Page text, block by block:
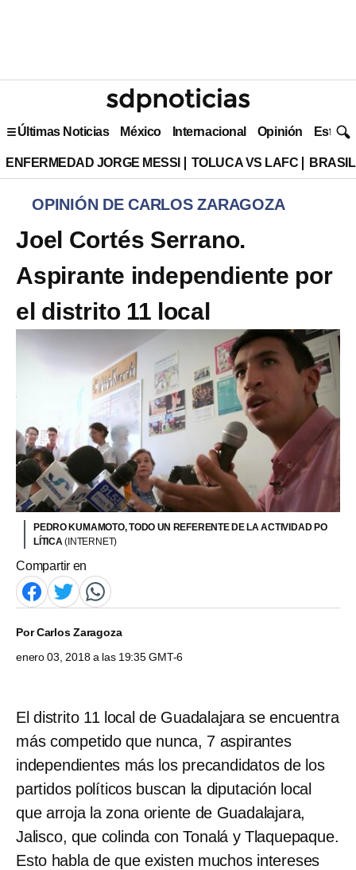
Últimas Noticias México Internacional Opinión Estilo
ENFERMEDAD JORGE MESSI TOLUCA VS LAFC
OPINIÓN DE CARLOS ZARAGOZA
Joel Cortés Serrano.
Aspirante independiente por
el distrito 11 local
PEDRO KUMAMOTO, TODO UN REFERENTE DE LA ACTIVIDAD PO
LÍTICA(INTERNET)
Compartir en
PorCarlos Zaragoza
enero 03, 2018 a las 19:35 GMT-6
El distrito 11 local de Guadalajara se encuentra
más competido que nunca, 7 aspirantes
independientes más los precandidatos de los
partidos políticos buscan la diputación local
que arroja la zona oriente de Guadalajara,
Jalisco, que colinda con Tonalá y Tlaquepaque.
Esto habla de que existen muchos intereses